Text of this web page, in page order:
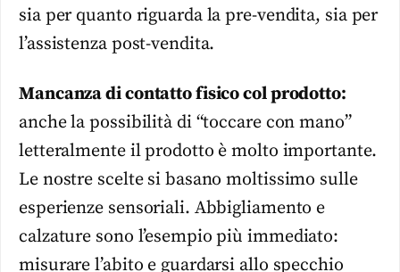
sia per quanto riguarda la pre-vendita, sia per
l’assistenza post-vendita.
Mancanza di contatto fisico col prodotto:
anche la possibilità di “toccare con mano”
letteralmente il prodotto è molto importante.
Le nostre scelte si basano moltissimo sulle
esperienze sensoriali. Abbigliamento e
calzature sono l’esempio più immediato:
misurare l’abito e guardarsi allo specchio